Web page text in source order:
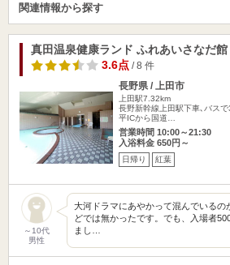
関連情報から探す
真田温泉健康ランド ふれあいさなだ館
3.6点/ 8 件
長野県 / 上田市
上田駅7.32km
長野新幹線上田駅下車､バス
平ICから国道…
営業時間 10:00～21:30
入浴料金 650円～
日帰り 紅葉
～10代
男性
大河ドラマにあやかって混んでいるの
どでは無かったです。でも、入場者
まし…